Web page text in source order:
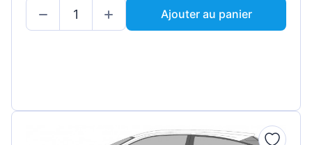
Ajouter au panier